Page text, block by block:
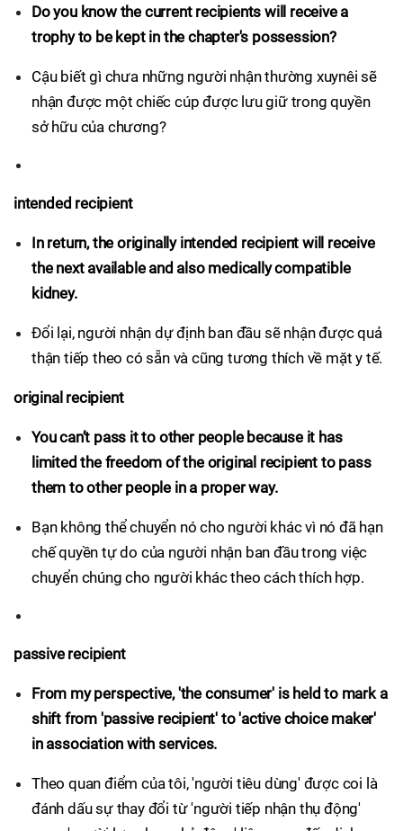
Do you know the current recipients will receive a
trophy to be kept in the chapter's possession?
Cậu biết gì chưa những người nhận thường xuynêi sẽ
nhận được một chiếc cúp được lưu giữ trong quyền
sở hữu của chương?
intended recipient
In return, the originally intended recipient will receive
the next available and also medically compatible
kidney.
Đổi lại, người nhận dự định ban đầu sẽ nhận được quả
thận tiếp theo có sẵn và cũng tương thích về mặt y tế.
original recipient
You can’t pass it to other people because it has
limited the freedom of the original recipient to pass
them to other people in a proper way.
Bạn không thể chuyển nó cho người khác vì nó đã hạn
chế quyền tự do của người nhận ban đầu trong việc
chuyển chúng cho người khác theo cách thích hợp.
passive recipient
From my perspective, 'the consumer' is held to mark a
shift from 'passive recipient' to 'active choice maker'
in association with services.
Theo quan điểm của tôi, 'người tiêu dùng' được coi là
đánh dấu sự thay đổi từ 'người tiếp nhận thụ động'